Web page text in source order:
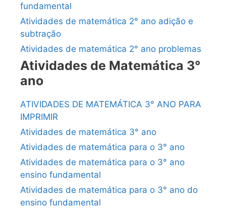
fundamental
Atividades de matemática 2° ano adição e
subtração
Atividades de matemática 2° ano problemas
Atividades de Matemática 3°
ano
ATIVIDADES DE MATEMÁTICA 3° ANO PARA
IMPRIMIR
Atividades de matemática 3° ano
Atividades de matemática para o 3° ano
Atividades de matemática para o 3° ano
ensino fundamental
Atividades de matemática para o 3° ano do
ensino fundamental